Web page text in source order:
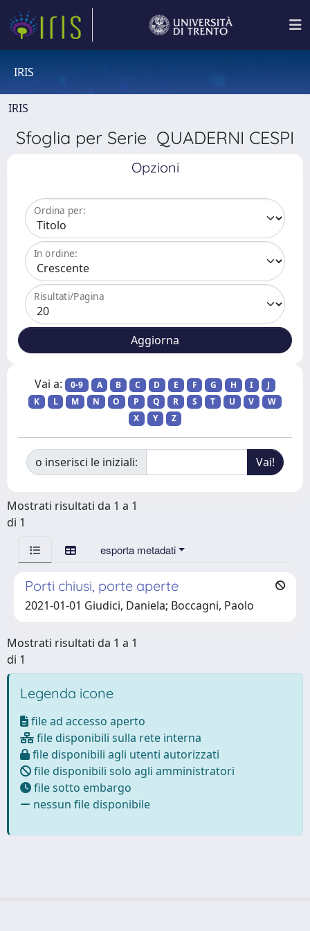
IRIS
IRIS
Sfoglia per Serie QUADERNI CESPI
Opzioni
Ordina per:
In ordine:
Risultati/Pagina
Vai a: 0-9 A B C D E F G H I
J
K
L M N O P Q R S T U V
W
X
Y Z
o inserisci le iniziali:
Mostrati risultati da 1 a 1
di 1
esporta metadati
Porti chiusi, porte aperte
2021-01-01 Giudici, Daniela; Boccagni, Paolo
Mostrati risultati da 1 a 1
di 1
Legenda icone
file ad accesso aperto
file disponibili sulla rete interna
file disponibili agli utenti autorizzati
file disponibili solo agli amministratori
file sotto embargo
nessun file disponibile